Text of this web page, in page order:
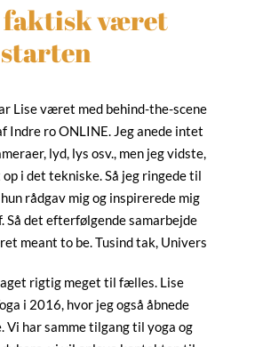
faktisk været
Lise været med behind-the-scene
Indre ro ONLINE. Jeg anede intet
lyd, lys osv., men jeg vidste,
i det tekniske. Så jeg ringede til
rådgav mig og inspirerede mig
Så det efterfølgende samarbejde
meant to be. Tusind tak, Univers
rigtig meget til fælles. Lise
i 2016, hvor jeg også åbnede
Vi har samme tilgang til yoga og